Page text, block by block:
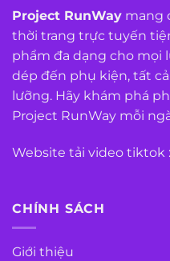
Project RunWay mang
thời trang trực tuyến
phẩm đa dạng cho mọi
dép đến phụ kiện, tất
lưỡng. Hãy khám phá
Project RunWay mỗi
Website tải video tiktok :
CHÍNH SÁCH
Giới thiệu